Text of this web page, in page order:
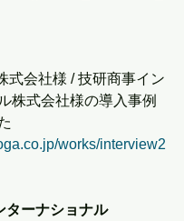
式会社様 / 技研商事イン
株式会社様の導入事例
works/interview2
ターナショナル